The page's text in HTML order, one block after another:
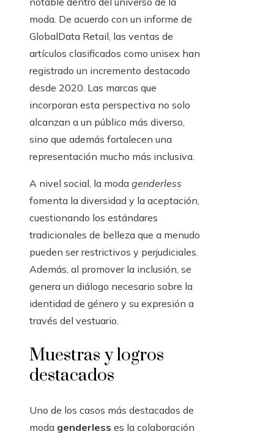
moda. De acuerdo con un informe de
GlobalData Retail, las ventas de
artículos clasificados como unisex han
registrado un incremento destacado
desde 2020. Las marcas que
incorporan esta perspectiva no solo
alcanzan a un público más diverso,
sino que además fortalecen una
representación mucho más inclusiva.
A nivel social, la moda genderless
fomenta la diversidad y la aceptación,
cuestionando los estándares
tradicionales de belleza que a menudo
pueden ser restrictivos y perjudiciales.
Además, al promover la inclusión, se
genera un diálogo necesario sobre la
identidad de género y su expresión a
través del vestuario.
Muestras y logros
destacados
Uno de los casos más destacados de
moda genderless es la colaboración